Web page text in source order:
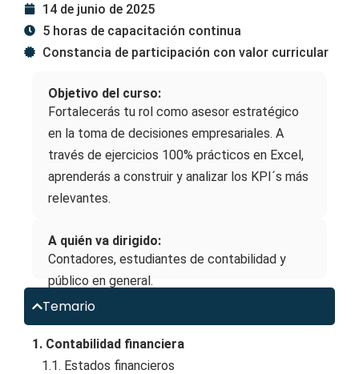
14 de junio de 2025
5 horas de capacitación continua
Constancia de participación con valor curricular
Objetivo del curso:
Fortalecerás tu rol como asesor estratégico
en la toma de decisiones empresariales. A
través de ejercicios 100% prácticos en Excel,
aprenderás a construir y analizar los KPI´s más
relevantes.
A quién va dirigido:
Contadores, estudiantes de contabilidad y
público en general.
Temario
1. Contabilidad financiera
1.1. Estados financieros